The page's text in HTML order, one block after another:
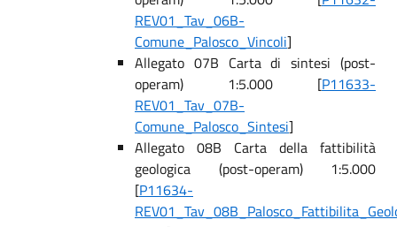
REV01_Tav_06B-
Comune_Palosco_Vincoli]
Allegato 07B Carta di sintesi (post-
operam) 1:5.000 [P11633-
REV01_Tav_07B-
Comune_Palosco_Sintesi]
Allegato 08B Carta della fattibilità
geologica (post-operam) 1:5.000
[P11634-